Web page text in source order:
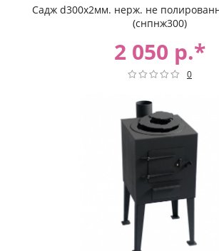
Садж d300х2мм. нерж. не
(снпнж300)
2 050 р.*
0